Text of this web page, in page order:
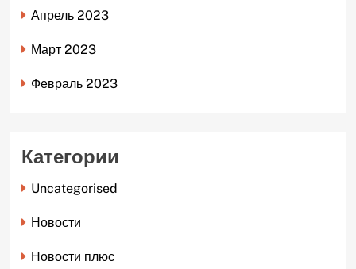
Апрель 2023
Март 2023
Февраль 2023
Категории
Uncategorised
Новости
Новости плюс